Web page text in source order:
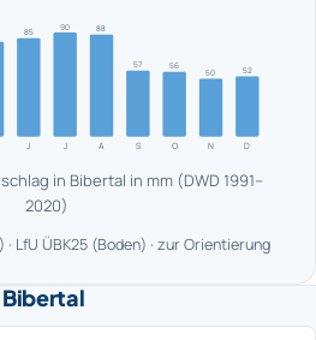
J
85
J
90
A
88
S
57
O
56
N
50
D
52
in Bibertal in mm (DWD 1991–
2020)
LfU ÜBK25 (Boden) · zur Orientierung